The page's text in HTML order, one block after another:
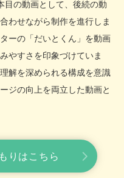
目の動画として、後続の動
わせながら制作を進行しま
ーの「だいとくん」を動画
やすさを印象づけていま
解を深められる構成を意識
ジの向上を両立した動画と
りはこちら